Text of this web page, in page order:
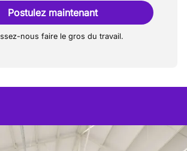
Postulez maintenant
nous faire le gros du travail.